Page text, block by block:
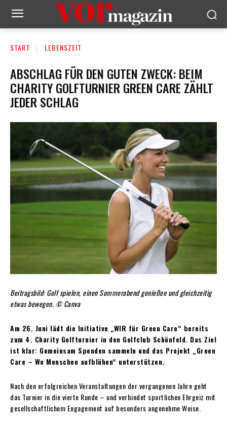
START LEBENSZEIT
ABSCHLAG FÜR DEN GUTEN ZWECK: BEIM
CHARITY GOLFTURNIER GREEN CARE ZÄHLT
JEDER SCHLAG
Beitragsbild: Golf spielen, einen Sommerabend genießen und gleichzeitig
etwas bewegen. © Canva
Am 26. Juni lädt die Initiative „WIR für Green Care“ bereits
zum 4. Charity Golfturnier in den Golfclub Schönfeld. Das Ziel
ist klar: Gemeinsam Spenden sammeln und das Projekt „Green
Care – Wo Menschen aufblühen“ unterstützen.
Nach den erfolgreichen Veranstaltungen der vergangenen Jahre geht
das Turnier in die vierte Runde – und verbindet sportlichen Ehrgeiz mit
gesellschaftlichem Engagement auf besonders angenehme Weise.